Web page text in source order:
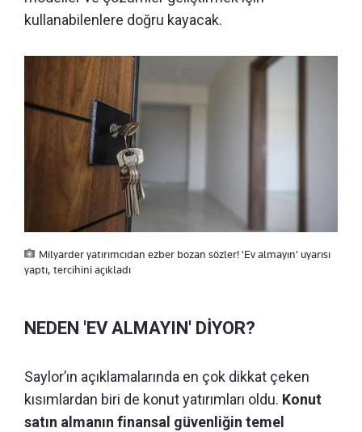
kullanabilenlere doğru kayacak.
Milyarder yatırımcıdan ezber bozan sözler! 'Ev almayın' uyarısı
yaptı, tercihini açıkladı
NEDEN 'EV ALMAYIN' DİYOR?
Saylor’ın açıklamalarında en çok dikkat çeken
kısımlardan biri de konut yatırımları oldu. Konut
satın almanın finansal güvenliğin temel